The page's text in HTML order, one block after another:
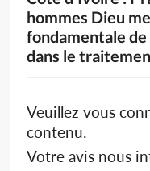
hommes Dieu
fondamentale
dans le
Veuillez vous
contenu.
Votre avis nous